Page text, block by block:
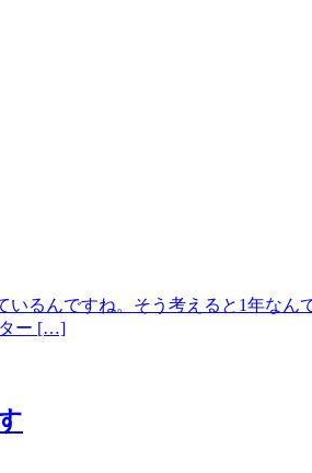
るんですね。そう考えると1年な
ター […]